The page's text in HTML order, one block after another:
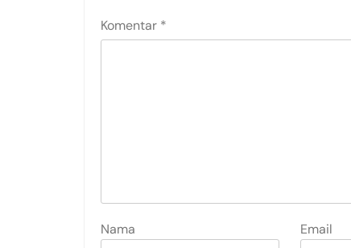
Komentar *
Nama Email